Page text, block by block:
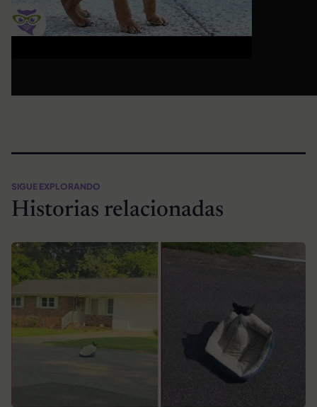
SIGUE EXPLORANDO
Historias relacionadas